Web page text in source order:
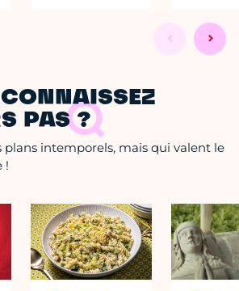
PAS ?
plans intemporels, mais qui valent le
!